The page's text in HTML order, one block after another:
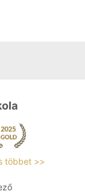
többet >>